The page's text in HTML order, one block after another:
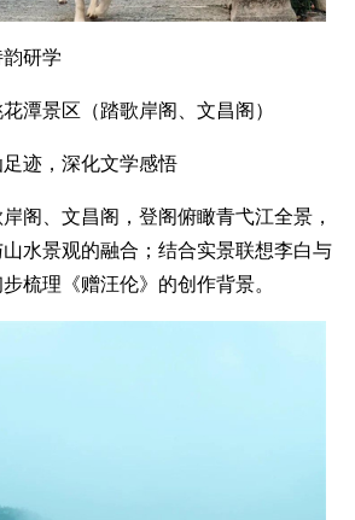
研学
潭景区（踏歌岸阁、文昌阁）
迹，深化文学感悟
阁、文昌阁，登阁俯瞰青弋江全景，
水景观的融合；结合实景联想李白与
梳理《赠汪伦》的创作背景。